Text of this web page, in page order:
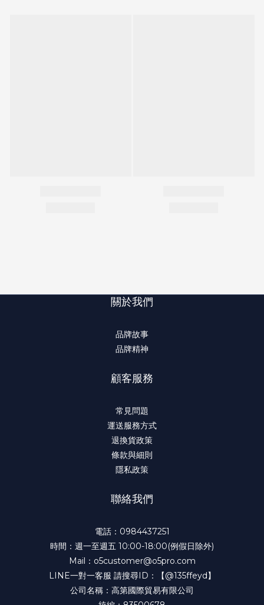
關於我們
品牌故事
品牌精神
顧客服務
常見問題
運送服務方式
退換貨政策
條款與細則
隱私政策
聯絡我們
電話： 0984437251
時間：週一至週五 10:00-18:00(例假日除外)
Mail： o5customer@o5pro.com
LINE一對一客服 請搜尋ID：
【@135ffeyd】
公司名稱：高第國際貿易有限公司